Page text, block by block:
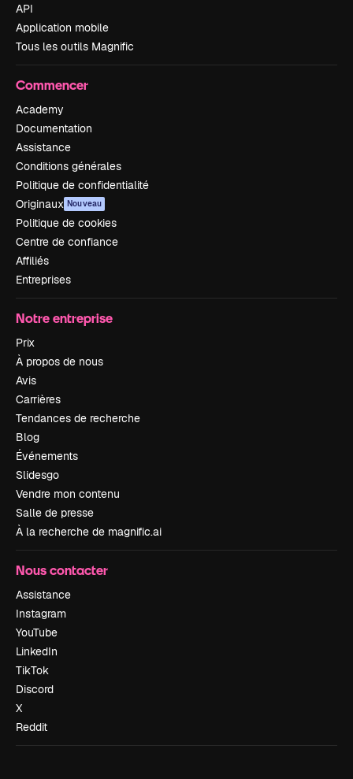
API
Application mobile
Tous les outils Magnific
Commencer
Academy
Documentation
Assistance
Conditions générales
Politique de confidentialité
Originaux Nouveau
Politique de cookies
Centre de confiance
Affiliés
Entreprises
Notre entreprise
Prix
À propos de nous
Avis
Carrières
Tendances de recherche
Blog
Événements
Slidesgo
Vendre mon contenu
Salle de presse
À la recherche de magnific.ai
Nous contacter
Assistance
Instagram
YouTube
LinkedIn
TikTok
Discord
X
Reddit